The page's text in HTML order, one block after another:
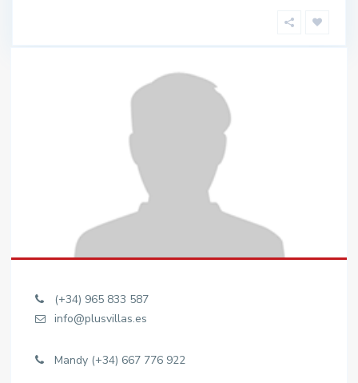
(+34) 965 833 587
info@plusvillas.es
Mandy (+34) 667 776 922